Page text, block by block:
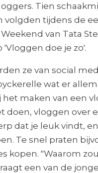
Tien
volgden tijdens de
van Tata
'Vloggen doe je zo'.
ze van social
wat er
het maken van een
doen, vloggen over
dat je leuk vindt,
Te snel praten
kopen. "Waarom
een van de